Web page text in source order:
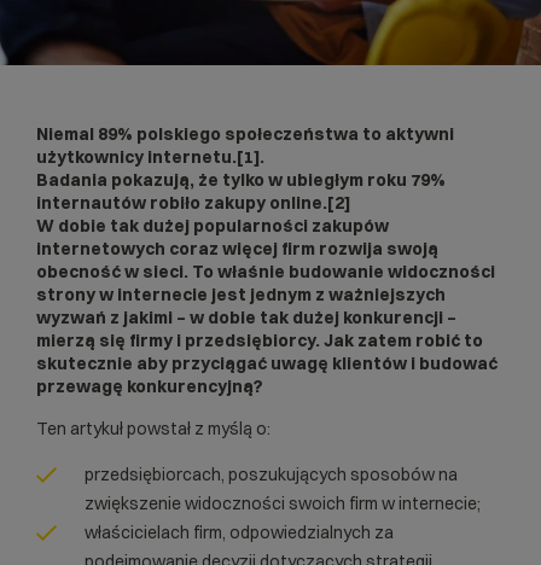
Niemal 89% polskiego społeczeństwa to aktywni
użytkownicy internetu.[1].
Badania pokazują, że tylko w ubiegłym roku 79%
internautów robiło zakupy online.[2]
W dobie tak dużej popularności zakupów
internetowych coraz więcej firm rozwija swoją
obecność w sieci. To właśnie budowanie widoczności
strony w internecie jest jednym z ważniejszych
wyzwań z jakimi – w dobie tak dużej konkurencji –
mierzą się firmy i przedsiębiorcy. Jak zatem robić to
skutecznie aby przyciągać uwagę klientów i budować
przewagę konkurencyjną?
Ten artykuł powstał z myślą o:
przedsiębiorcach, poszukujących sposobów na
zwiększenie widoczności swoich firm w internecie;
właścicielach firm, odpowiedzialnych za